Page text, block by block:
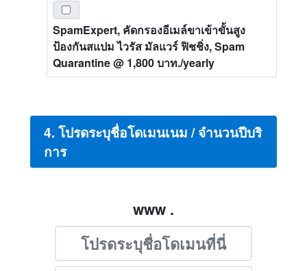
SpamExpert, คัดกรองอีเมล์ขาเข้าขั้นสูง
ป้องกันสแปม ไวรัส มัลแวร์ ฟิชชิ่ง, Spam
Quarantine@ 1,800 บาท./yearly
4. โปรดระบุชื่อโดเมนเนม / จำนวนปีบริ
การ
www .